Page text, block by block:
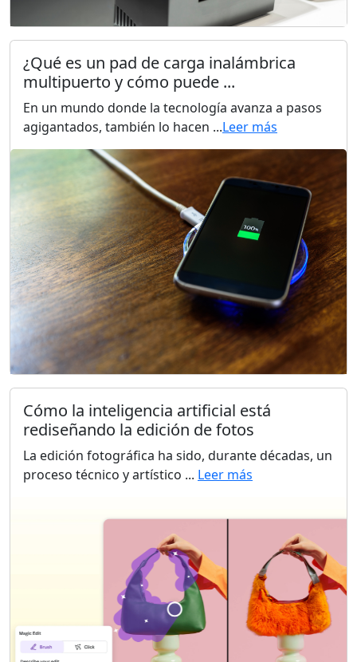
¿Qué es un pad de carga inalámbrica
multipuerto y cómo puede ...
En un mundo donde la tecnología avanza a pasos
agigantados, también lo hacen ...Leer más
Cómo la inteligencia artificial está
rediseñando la edición de fotos
La edición fotográfica ha sido, durante décadas, un
proceso técnico y artístico ... Leer más